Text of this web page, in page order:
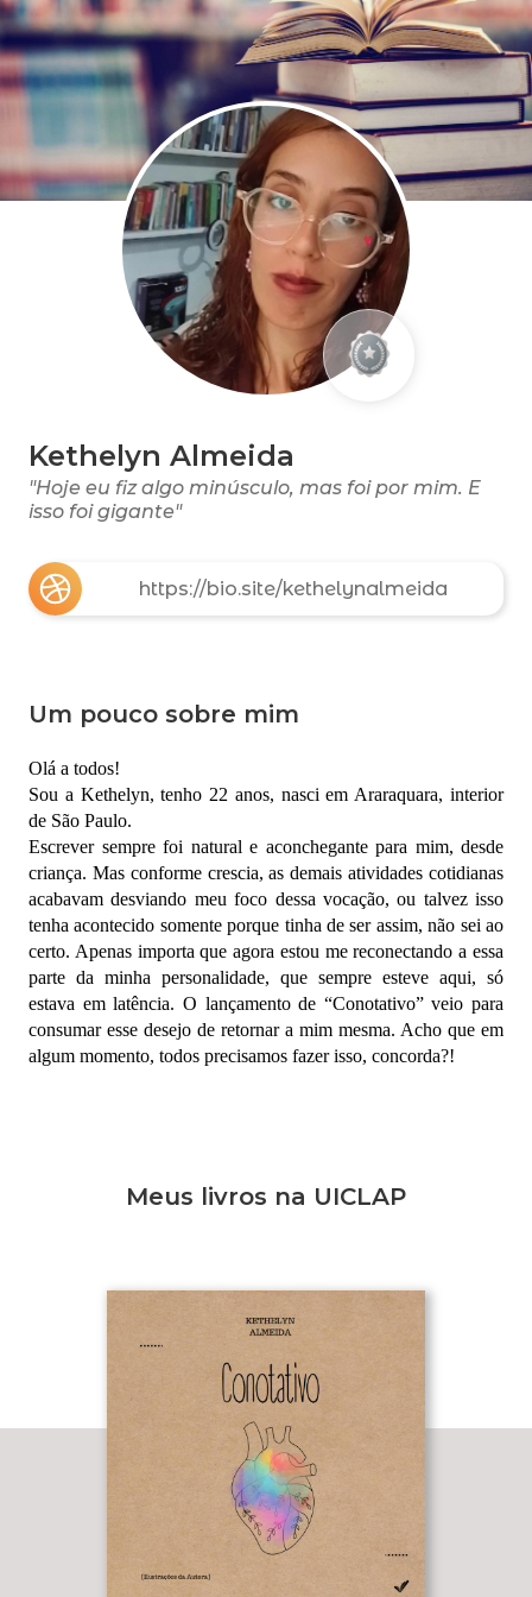
Kethelyn Almeida
"Hoje eu fiz algo minúsculo, mas foi por mim. E
isso foi gigante"
https://bio.site/kethelynalmeida
Um pouco sobre mim
Olá a todos!
Sou a Kethelyn, tenho 22 anos, nasci em Araraquara, interior
de São Paulo.
Escrever sempre foi natural e aconchegante para mim, desde
criança. Mas conforme crescia, as demais atividades cotidianas
acabavam desviando meu foco dessa vocação, ou talvez isso
tenha acontecido somente porque tinha de ser assim, não sei ao
certo. Apenas importa que agora estou me reconectando a essa
parte da minha personalidade, que sempre esteve aqui, só
estava em latência. O lançamento de “Conotativo” veio para
consumar esse desejo de retornar a mim mesma. Acho que em
algum momento, todos precisamos fazer isso, concorda?!
Meus livros na UICLAP